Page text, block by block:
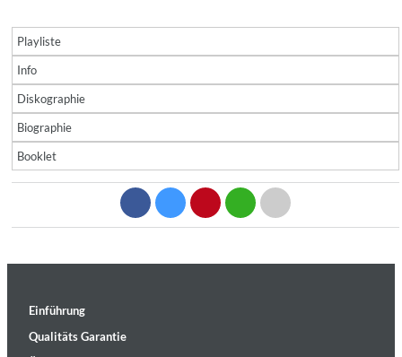
Playliste
Info
Diskographie
Biographie
Booklet
Einführung
Qualitäts Garantie